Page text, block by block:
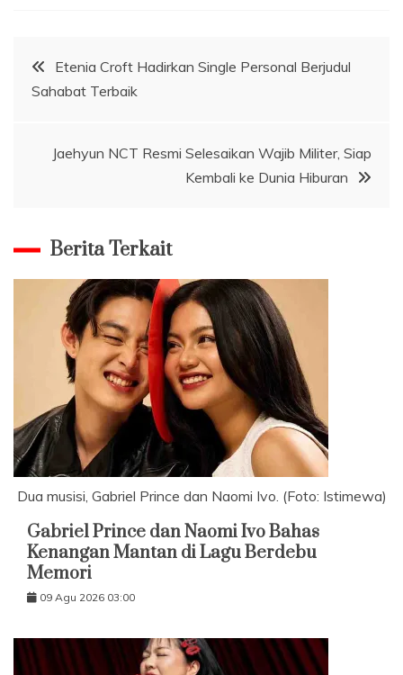
Navigasi
pos
Etenia Croft Hadirkan Single Personal Berjudul
Sahabat Terbaik
Jaehyun NCT Resmi Selesaikan Wajib Militer, Siap
Kembali ke Dunia Hiburan
Berita Terkait
Dua musisi, Gabriel Prince dan Naomi Ivo. (Foto: Istimewa)
Gabriel Prince dan Naomi Ivo Bahas
Kenangan Mantan di Lagu Berdebu
Memori
09 Agu 2026 03:00